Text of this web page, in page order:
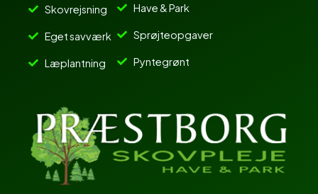
Skovrejsning
Eget savværk
Læplantning
Have & Park
Sprøjteopgaver
Pyntegrønt